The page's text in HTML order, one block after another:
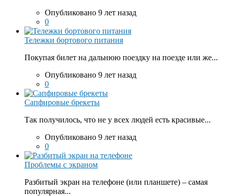
Опубликовано 9 лет назад
0
Тележки бортового питания
Покупая билет на дальнюю поездку на поезде или же...
Опубликовано 9 лет назад
0
Сапфировые брекеты
Так получилось, что не у всех людей есть красивые...
Опубликовано 9 лет назад
0
Проблемы с экраном
Разбитый экран на телефоне (или планшете) – самая
популярная...